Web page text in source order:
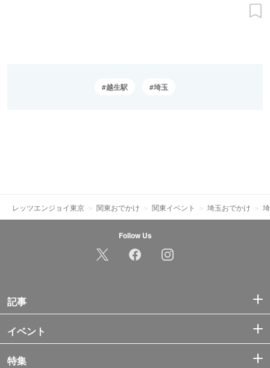
越生駅 埼玉
レッツエンジョイ東京 関東おでかけ 関東イベント 埼玉おでかけ
Follow Us
記事
イベント
特集